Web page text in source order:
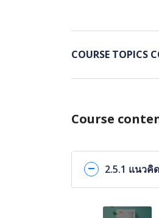
COURSE TOPICS
Course
2.5.1 แนวคิ